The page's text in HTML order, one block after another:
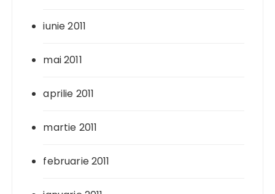
iunie 2011
mai 2011
aprilie 2011
martie 2011
februarie 2011